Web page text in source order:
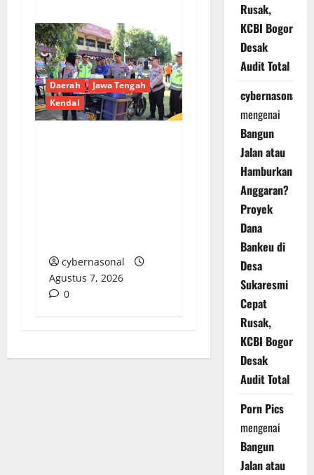
Daerah
Jawa Tengah
Kendal
cybernasonal
Agustus 7, 2026
0
Rusak,
KCBI Bogor
Desak
Audit Total
cybernasonal
mengenai
Bangun
Jalan atau
Hamburkan
Anggaran?
Proyek
Dana
Bankeu di
Desa
Sukaresmi
Cepat
Rusak,
KCBI Bogor
Desak
Audit Total
Porn Pics
mengenai
Bangun
Jalan atau